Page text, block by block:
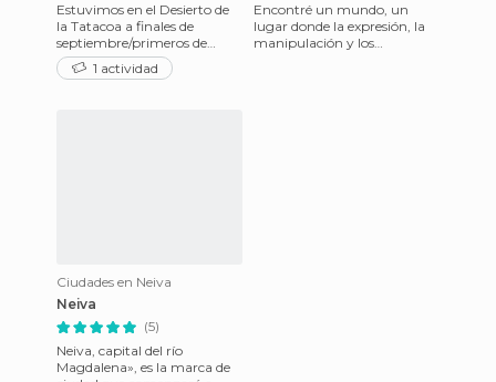
Estuvimos en el Desierto de
la Tatacoa a finales de
septiembre/primeros de
octubre y es uno de los
paisajes que más nos han
1 actividad
Encontré un mundo, un
lugar donde la expresión, la
manipulación y los
Ciudades en Neiva
Neiva
(5)
Neiva, capital del río
Magdalena», es la marca de